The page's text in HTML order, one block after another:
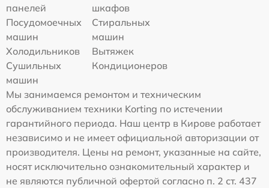
панелей
шкафов
Посудомоечных
машин
Стиральных
машин
Холодильников
Вытяжек
Сушильных
машин
Кондиционеров
Мы занимаемся ремонтом и техническим
обслуживанием техники Korting по истечении
гарантийного периода. Наш центр в Кирове работает
независимо и не имеет официальной авторизации от
производителя. Цены на ремонт, указанные на сайте,
носят исключительно ознакомительный характер и
не являются публичной офертой согласно п. 2 ст. 437